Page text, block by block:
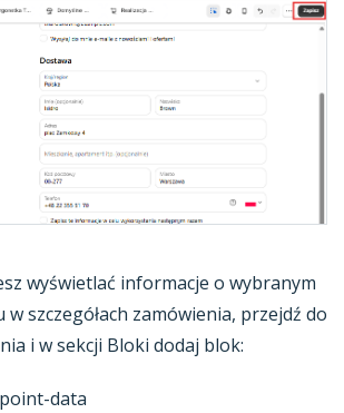
wyświetlać informacje o wybranym
szczegółach zamówienia, przejdź do
i w sekcji Bloki dodaj blok:
data